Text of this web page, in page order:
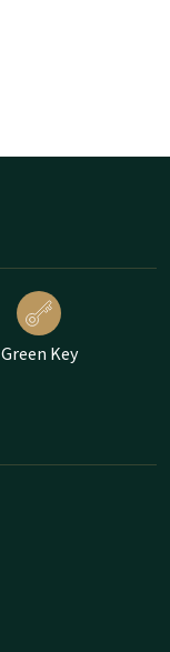
Green Key